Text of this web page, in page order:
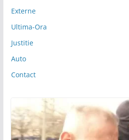
Externe
Ultima-Ora
Justitie
Auto
Contact